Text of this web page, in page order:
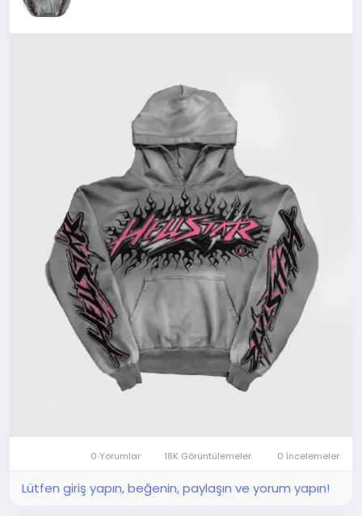
0 Yorumlar 18K Görüntülemeler 0 İncelemeler
Lütfen giriş yapın, beğenin, paylaşın ve yorum yapın!